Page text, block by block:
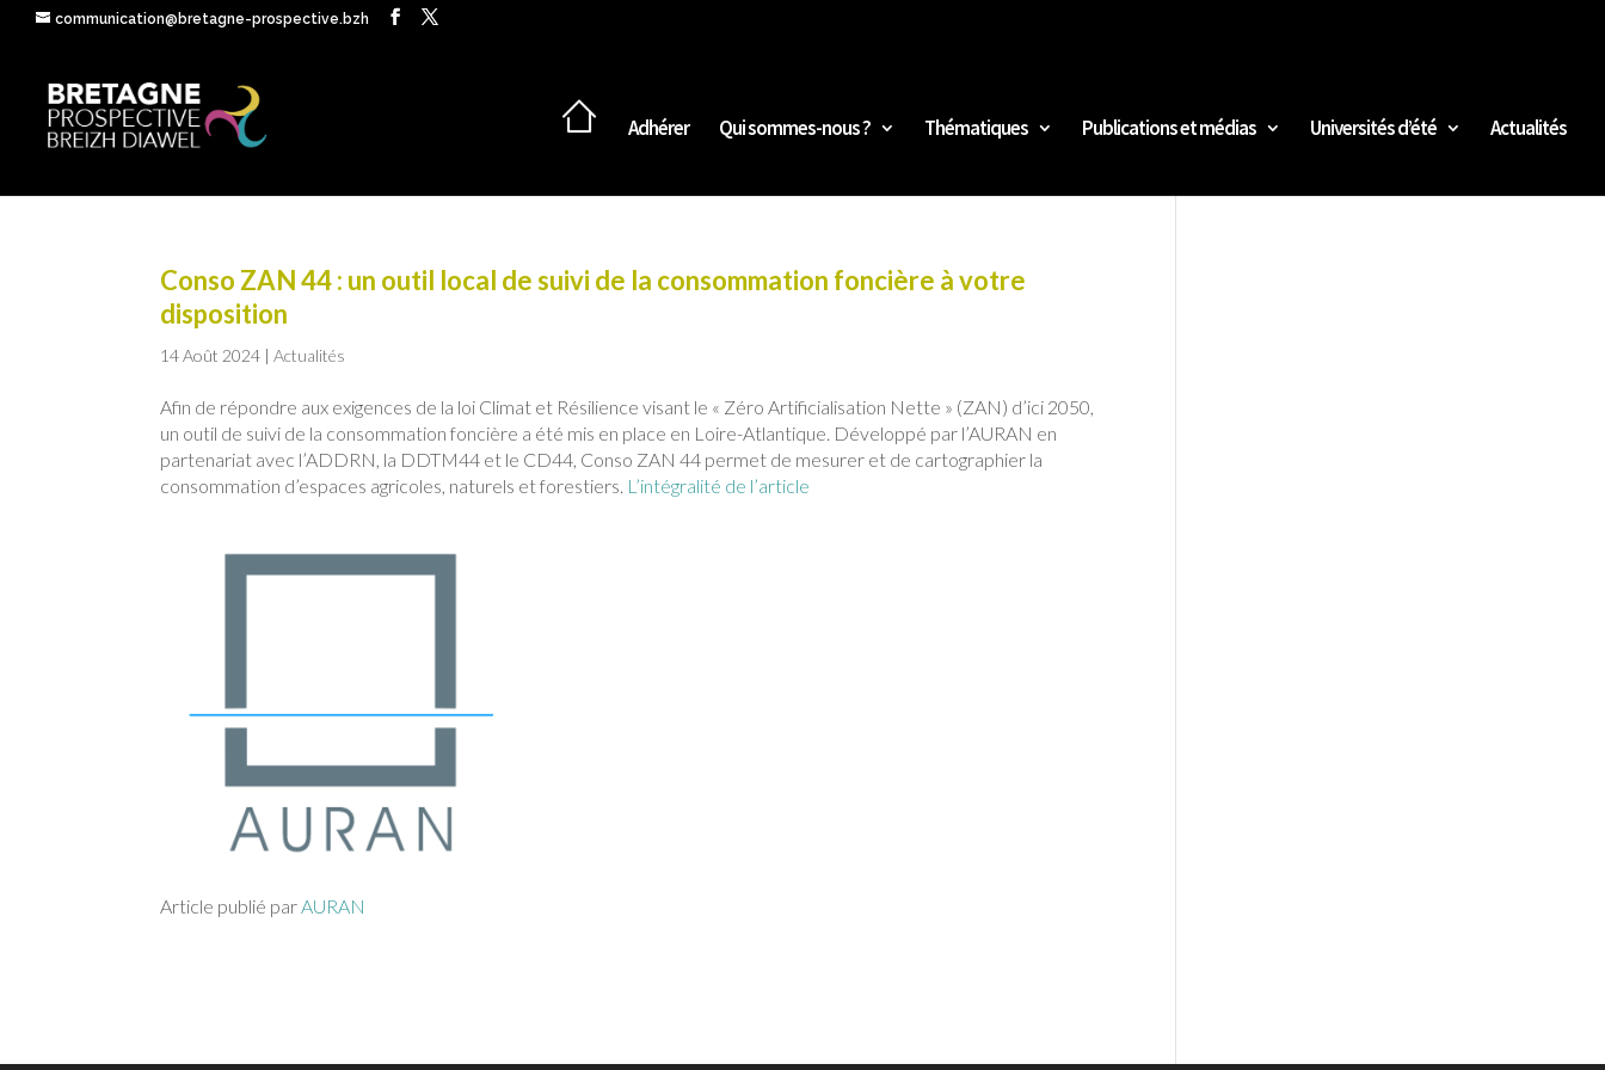
communication@bretagne-prospective.bzh
Adhérer Qui sommes-nous ? Thématiques Publications et médias Universités d’été Actualités
Conso ZAN 44 : un outil local de suivi de la consommation foncière à votre
disposition
14 Août 2024 |Actualités
Afin de répondre aux exigences de la loi Climat et Résilience visant le « Zéro Artificialisation Nette » (ZAN) d’ici 2050,
un outil de suivi de la consommation foncière a été mis en place en Loire-Atlantique. Développé par l’AURAN en
partenariat avec l’ADDRN, la DDTM44 et le CD44, Conso ZAN 44 permet de mesurer et de cartographier la
consommation d’espaces agricoles, naturels et forestiers. L’intégralité de l’article
Article publié parAURAN